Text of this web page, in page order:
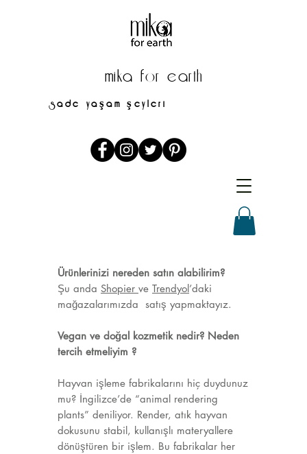
mika for earth
sade yaşam şeyleri
Ürünlerinizi nereden satın alabilirim?
Şu anda Shopier ve Trendyol’daki
mağazalarımızda satış yapmaktayız.
Vegan ve doğal kozmetik nedir? Neden
tercih etmeliyim ?
Hayvan işleme fabrikalarını hiç duydunuz
mu? İngilizce’de “animal rendering
plants” deniliyor. Render, atık hayvan
dokusunu stabil, kullanışlı materyallere
dönüştüren bir işlem. Bu fabrikalar her